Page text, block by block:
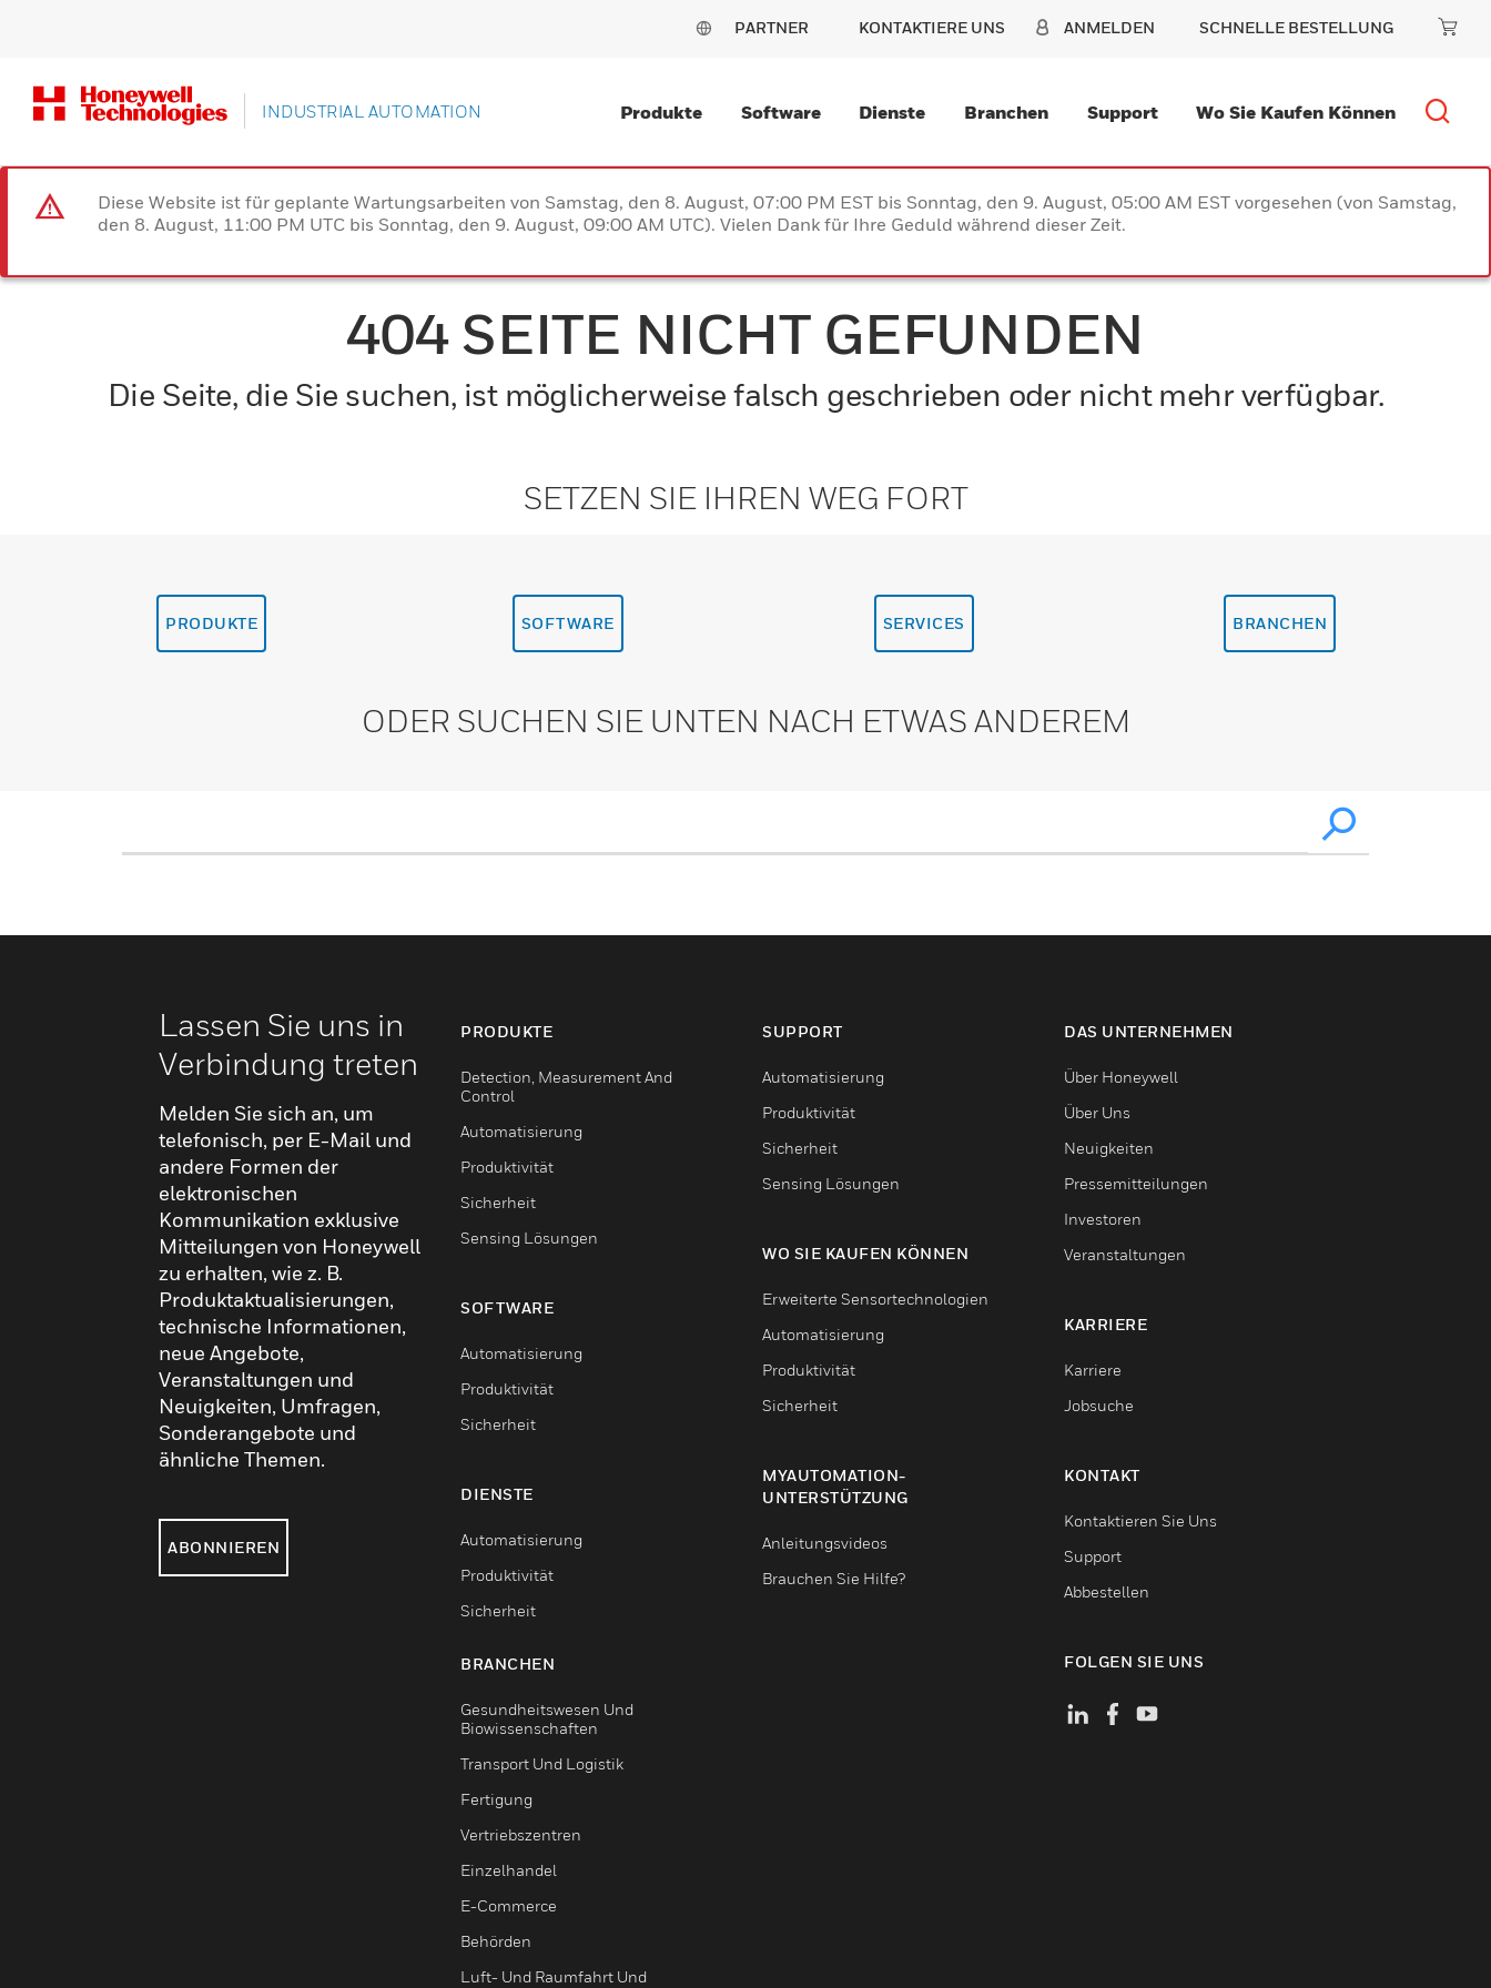
PARTNER KONTAKTIERE UNS ANMELDEN SCHNELLE BESTELLUNG
INDUSTRIAL AUTOMATION Produkte Software Dienste Branchen Support Wo Sie Kaufen Können
Diese Website ist für geplante Wartungsarbeiten von Samstag, den 8. August, 07:00 PM EST bis Sonntag, den 9. August, 05:00 AM EST vorgesehen (von Samstag,
den 8. August, 11:00 PM UTC bis Sonntag, den 9. August, 09:00 AM UTC). Vielen Dank für Ihre Geduld während dieser Zeit.
404 SEITE NICHT GEFUNDEN
Die Seite, die Sie suchen, ist möglicherweise falsch geschrieben oder nicht mehr verfügbar.
SETZEN SIE IHREN WEG FORT
PRODUKTE SOFTWARE SERVICES BRANCHEN
ODER SUCHEN SIE UNTEN NACH ETWAS ANDEREM
Lassen Sie uns in
Verbindung treten
Melden Sie sich an, um
telefonisch, per E-Mail und
andere Formen der
elektronischen
Kommunikation exklusive
Mitteilungen von Honeywell
zu erhalten, wie z. B.
Produktaktualisierungen,
technische Informationen,
neue Angebote,
Veranstaltungen und
Neuigkeiten, Umfragen,
Sonderangebote und
ähnliche Themen.
ABONNIEREN
PRODUKTE
Detection, Measurement And
Control
Automatisierung
Produktivität
Sicherheit
Sensing Lösungen
SOFTWARE
Automatisierung
Produktivität
Sicherheit
DIENSTE
Automatisierung
Produktivität
Sicherheit
BRANCHEN
Gesundheitswesen Und
Biowissenschaften
Transport Und Logistik
Fertigung
Vertriebszentren
Einzelhandel
E-Commerce
Behörden
Luft- Und Raumfahrt Und
SUPPORT
Automatisierung
Produktivität
Sicherheit
Sensing Lösungen
WO SIE KAUFEN KÖNNEN
Erweiterte Sensortechnologien
Automatisierung
Produktivität
Sicherheit
MYAUTOMATION-
UNTERSTÜTZUNG
Anleitungsvideos
Brauchen Sie Hilfe?
DAS UNTERNEHMEN
Über Honeywell
Über Uns
Neuigkeiten
Pressemitteilungen
Investoren
Veranstaltungen
KARRIERE
Karriere
Jobsuche
KONTAKT
Kontaktieren Sie Uns
Support
Abbestellen
FOLGEN SIE UNS